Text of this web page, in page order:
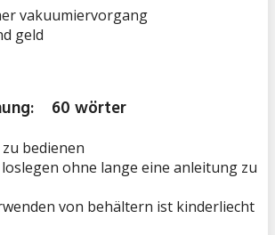
vakuumiervorgang
geld
60 wörter
bedienen
ohne lange eine anleitung zu
von behältern ist kinderliecht